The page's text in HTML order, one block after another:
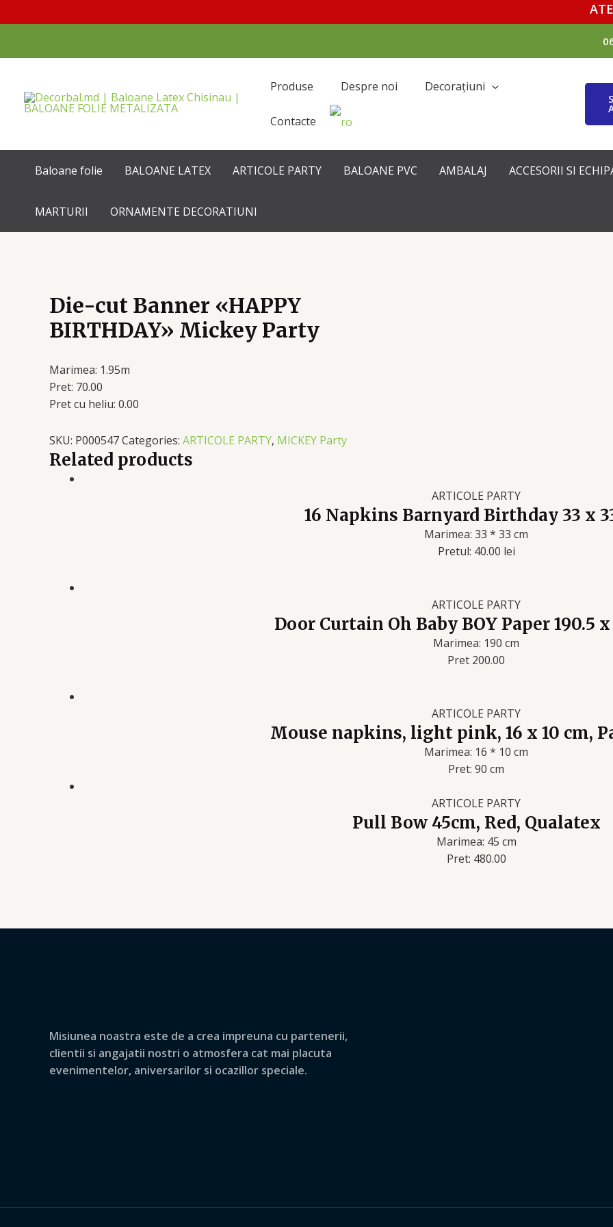
Produse Despre noi Decorațiuni
Contacte
Baloane folie BALOANE LATEX ARTICOLE PARTY BALOANE PVC AMBALAJ ACCESORII SI
MARTURII ORNAMENTE DECORATIUNI
Die-cut Banner «HAPPY
BIRTHDAY» Mickey Party
Marimea: 1.95m
Pret: 70.00
Pret cu heliu: 0.00
SKU: P000547Categories: ARTICOLE PARTY, MICKEY Party
Related products
ARTICOLE PARTY
16 Napkins Barnyard Birthday 33 x
Marimea: 33 * 33 cm
Pretul: 40.00 lei
ARTICOLE PARTY
Door Curtain Oh Baby BOY Paper 190.5
Marimea: 190 cm
Pret 200.00
ARTICOLE PARTY
Mouse napkins, light pink, 16 x 10 cm,
Marimea: 16 * 10 cm
Pret: 90 cm
ARTICOLE PARTY
Pull Bow 45cm, Red, Qualatex
Marimea: 45 cm
Pret: 480.00
Misiunea noastra este de a crea impreuna cu partenerii,
clientii si angajatii nostri o atmosfera cat mai placuta
evenimentelor, aniversarilor si ocazillor speciale.